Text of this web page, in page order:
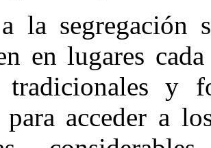
la segregación
en lugares
tradicionales y
acceder a